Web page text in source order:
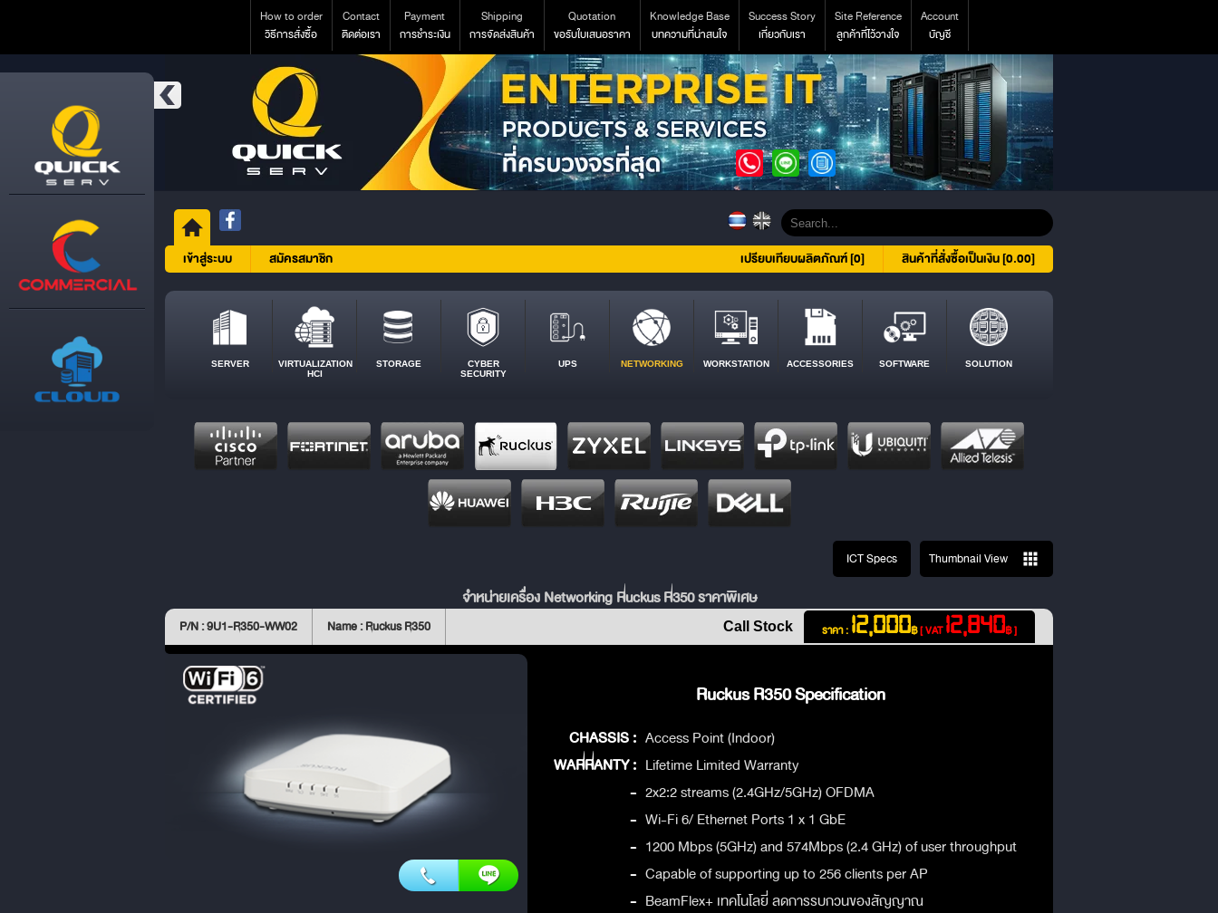
How to order
วิธีการสั่งซื้อ
Contact
ติดต่อเรา
Payment
การชำระเงิน
Shipping
การจัดส่งสินค้า
Quotation
ขอรับใบเสนอราคา
Knowledge Base
บทความที่น่าสนใจ
Success Story
เกี่ยวกับเรา
Site Reference
ลูกค้าที่ไว้วางใจ
Account
บัญชี
เข้าสู่ระบบ สมัครสมาชิก สินค้าที่สั่งซื้อเป็นเงิน [0.00]
เปรียบเทียบผลิตภัณฑ์ [0]
SERVER
VIRTUALIZATION
HCI
STORAGE
CYBER
SECURITY
UPS NETWORKING WORKSTATION ACCESSORIES SOFTWARE SOLUTION
ICT Specs Thumbnail View
จำหน่ายเครื่อง Networking Ruckus R350 ราคาพิเศษ
P/N : 9U1-R350-WW02 Name : Ruckus R350 ราคา : 12,000฿[ VAT12,840฿ ]
Call Stock
Ruckus R350 Specification
CHASSIS : Access Point (Indoor)
WARRANTY : Lifetime Limited Warranty
- 2x2:2 streams (2.4GHz/5GHz) OFDMA
- Wi-Fi 6/ Ethernet Ports 1 x 1 GbE
- 1200 Mbps (5GHz) and 574Mbps (2.4 GHz) of user throughput
- Capable of supporting up to 256 clients per AP
- BeamFlex+ เทคโนโลยี่ ลดการรบกวนของสัญญาณ